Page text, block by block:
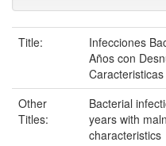
Title:
Infecciones
Años con
Other
Titles:
Bacterial
years with
characteristics